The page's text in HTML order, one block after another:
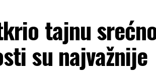
tajnu
su najvažnije